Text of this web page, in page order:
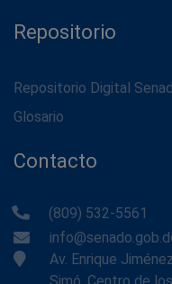
Repositorio
Repositorio Digital
Glosario
Contacto
(809) 532-5561
Av. Enrique